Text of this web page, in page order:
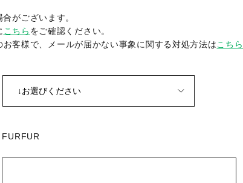
がございます。
こちら をご確認ください。
客様で、メールが届かない事象に関する対処方法はこちら
FURFUR